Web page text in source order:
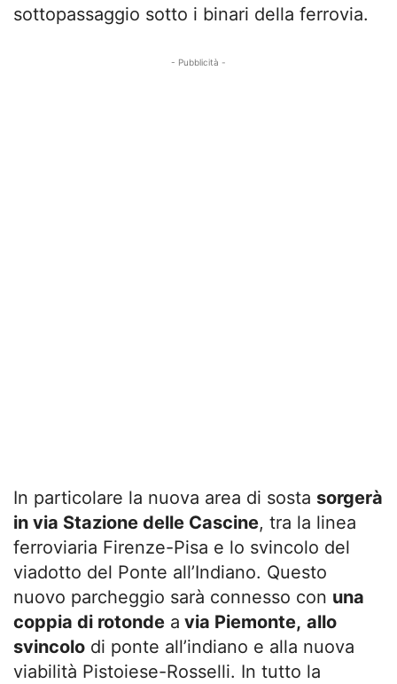
sottopassaggio sotto i binari della ferrovia.
- Pubblicità -
In particolare la nuova area di sosta sorgerà
in via Stazione delle Cascine, tra la linea
ferroviaria Firenze-Pisa e lo svincolo del
viadotto del Ponte all’Indiano. Questo
nuovo parcheggio sarà connesso con una
coppia di rotonde a via Piemonte, allo
svincolo di ponte all’indiano e alla nuova
viabilità Pistoiese-Rosselli. In tutto la